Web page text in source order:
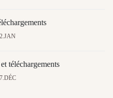
téléchargements